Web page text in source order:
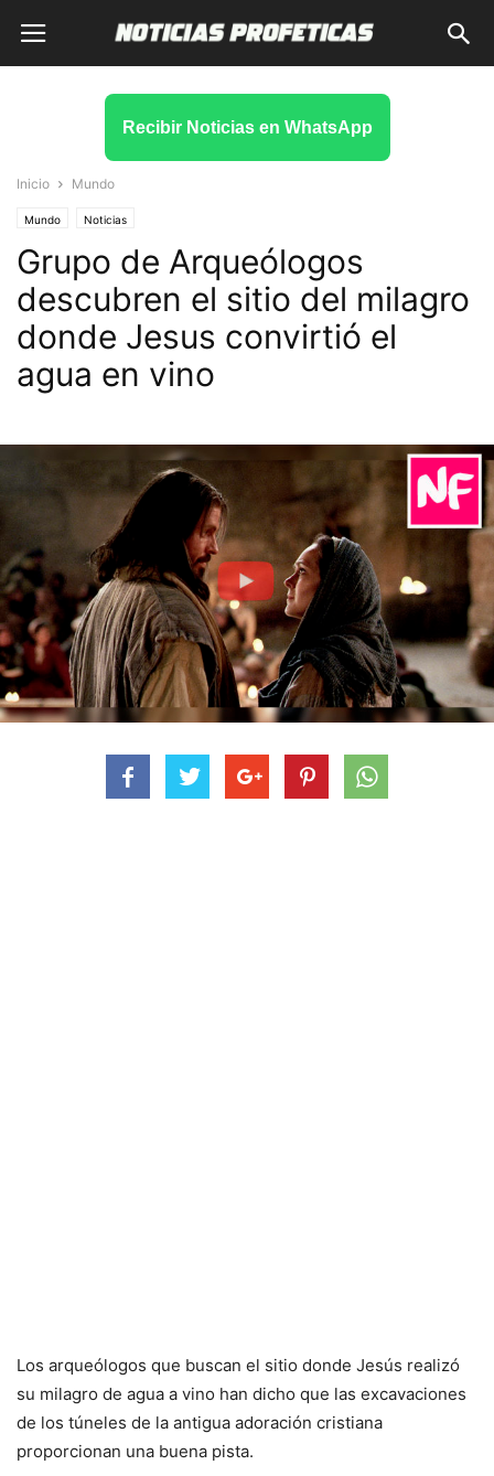
Recibir Noticias en WhatsApp
Inicio Mundo
Mundo Noticias
Grupo de Arqueólogos
descubren el sitio del milagro
donde Jesus convirtió el
agua en vino
Los arqueólogos que buscan el sitio donde Jesús realizó
su milagro de agua a vino han dicho que las excavaciones
de los túneles de la antigua adoración cristiana
proporcionan una buena pista.